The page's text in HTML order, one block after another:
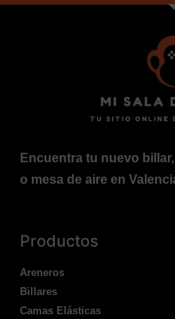
Encuentra tu nuevo
o mesa de aire en
Productos
Areneros
Billares
Camas Elásticas